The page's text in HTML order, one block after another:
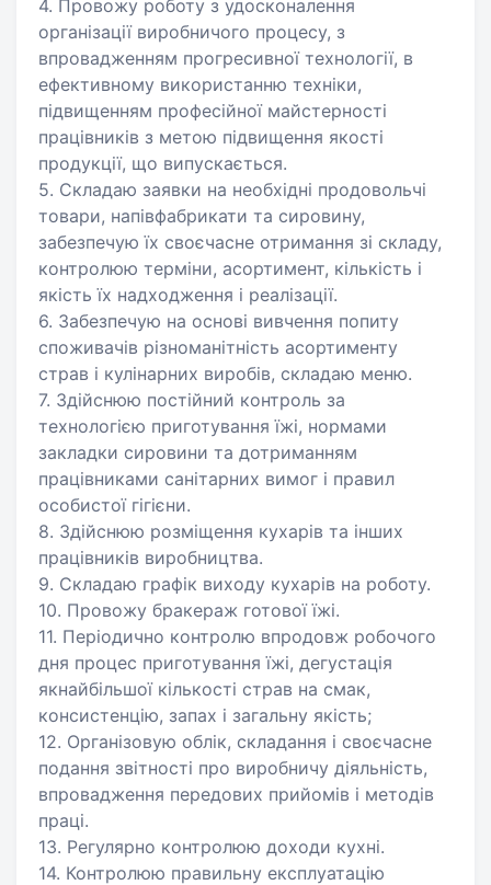
4. Провожу роботу з удосконалення
організації виробничого процесу, з
впровадженням прогресивної технології, в
ефективному використанню техніки,
підвищенням професійної майстерності
працівників з метою підвищення якості
продукції, що випускається.
5. Складаю заявки на необхідні продовольчі
товари, напівфабрикати та сировину,
забезпечую їх своєчасне отримання зі складу,
контролюю терміни, асортимент, кількість і
якість їх надходження і реалізації.
6. Забезпечую на основі вивчення попиту
споживачів різноманітність асортименту
страв і кулінарних виробів, складаю меню.
7. Здійснюю постійний контроль за
технологією приготування їжі, нормами
закладки сировини та дотриманням
працівниками санітарних вимог і правил
особистої гігієни.
8. Здійснюю розміщення кухарів та інших
працівників виробництва.
9. Складаю графік виходу кухарів на роботу.
10. Провожу бракераж готової їжі.
11. Періодично контролю впродовж робочого
дня процес приготування їжі, дегустація
якнайбільшої кількості страв на смак,
консистенцію, запах і загальну якість;
12. Організовую облік, складання і своєчасне
подання звітності про виробничу діяльність,
впровадження передових прийомів і методів
праці.
13. Регулярно контролюю доходи кухні.
14. Контролюю правильну експлуатацію